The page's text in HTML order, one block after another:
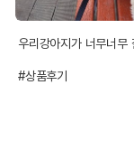
우리강아지가 너무너무
#상품후기